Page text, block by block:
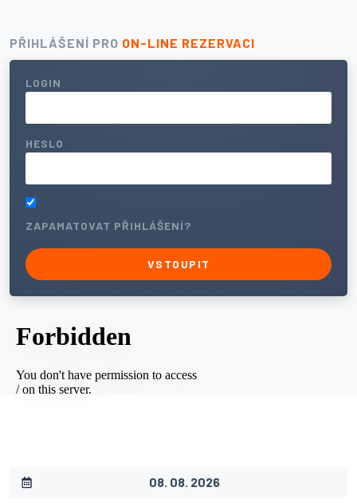
PŘIHLÁŠENÍ PRO ON-LINE REZERVACI
LOGIN
HESLO
ZAPAMATOVAT PŘIHLÁŠENÍ?
VSTOUPIT